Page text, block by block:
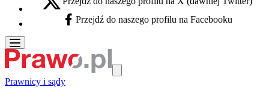
X - otwiera się w nowej karcie
Facebook - otwiera się w nowej karcie
Przejdź do naszego profilu na Facebooku
Prawnicy i sądy